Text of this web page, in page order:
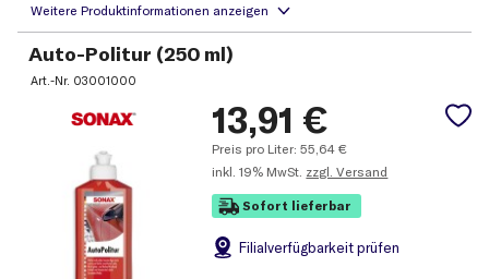
Auto-Politur (250 ml)
Art.-Nr. 03001000
13,91 €
Preis pro Liter:55,64 €
inkl. 19% MwSt. zzgl. Versand
Sofort lieferbar
Filialverfügbarkeit prüfen